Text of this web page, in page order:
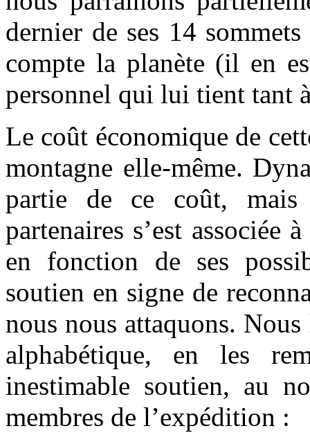
dernier de ses 14
compte la planète (il en
personnel qui lui tient tant
Le coût économique de
montagne elle-même.
partie de ce coût, mais
partenaires s’est associée
en fonction de ses
soutien en signe de
nous nous attaquons.
alphabétique, en les
inestimable soutien, au
membres de l’expédition :